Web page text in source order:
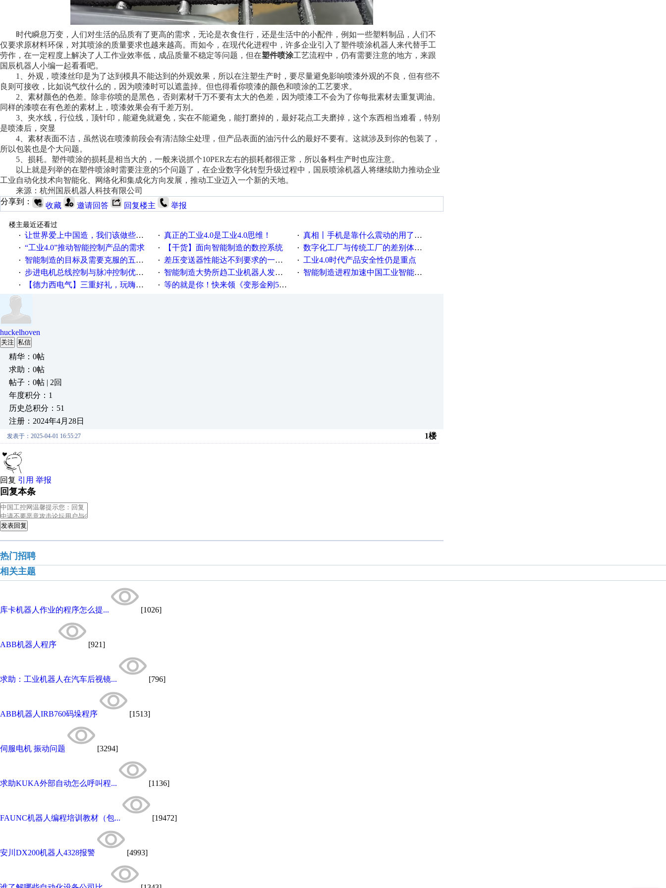
时代瞬息万变，人们对生活的品质有了更高的需求，无论是衣食住行，还是生活中的小配件，例如一些塑料制品，人们不
仅要求原材料环保，对其喷涂的质量要求也越来越高。而如今，在现代化进程中，许多企业引入了塑件喷涂机器人来代替手工
劳作，在一定程度上解决了人工作业效率低，成品质量不稳定等问题，但在塑件喷涂工艺流程中，仍有需要注意的地方，来跟
国辰机器人小编一起看看吧。
1、外观，喷漆丝印是为了达到模具不能达到的外观效果，所以在注塑生产时，要尽量避免影响喷漆外观的不良，但有些不
良则可接收，比如说气纹什么的，因为喷漆时可以遮盖掉。但也得看你喷漆的颜色和喷涂的工艺要求。
2、素材颜色的色差。除非你喷的是黑色，否则素材千万不要有太大的色差，因为喷漆工不会为了你每批素材去重复调油。
同样的漆喷在有色差的素材上，喷漆效果会有千差万别。
3、夹水线，行位线，顶针印，能避免就避免，实在不能避免，能打磨掉的，最好花点工夫磨掉，这个东西相当难看，特别
是喷漆后，突显
4、素材表面不洁，虽然说在喷漆前段会有清洁除尘处理，但产品表面的油污什么的最好不要有。这就涉及到你的包装了，
所以包装也是个大问题。
5、损耗。塑件喷涂的损耗是相当大的，一般来说抓个10PER左右的损耗都很正常，所以备料生产时也应注意。
以上就是列举的在塑件喷涂时需要注意的5个问题了，在企业数字化转型升级过程中，国辰喷涂机器人将继续助力推动企业
工业自动化技术向智能化、网络化和集成化方向发展，推动工业迈入一个新的天地。
来源：杭州国辰机器人科技有限公司
分享到：
收藏 邀请回答 回复楼主 举报
楼主最近还看过
· 让世界爱上中国造，我们该做些什么 · 真正的工业4.0是工业4.0思维！ · 真相丨手机是靠什么震动的用了这么多年才知道！
· “工业4.0”推动智能控制产品的需求 · 【干货】面向智能制造的数控系统 · 数字化工厂与传统工厂的差别体现在哪里？
· 智能制造的目标及需要克服的五个障碍 · 差压变送器性能达不到要求的一些因素 · 工业4.0时代产品安全性仍是重点
· 步进电机总线控制与脉冲控制优缺点 · 智能制造大势所趋工业机器人发展迅猛 · 智能制造进程加速中国工业智能化之路发展趋势明显
· 【德力西电气】三重好礼，玩嗨夏日！ · 等的就是你！快来领《变形金刚5》观影券
huckelhoven
关注 私信
精华：0帖
求助：0帖
帖子：0帖 | 2回
年度积分：1
历史总积分：51
注册：2024年4月28日
发表于：2025-04-01 16:55:27 1楼
回复 引用 举报
回复本条
发表回复
热门招聘
相关主题
库卡机器人作业的程序怎么提... [1026]
ABB机器人程序 [921]
求助：工业机器人在汽车后视镜... [796]
ABB机器人IRB760码垛程序 [1513]
伺服电机 振动问题 [3294]
求助KUKA外部自动怎么呼叫程... [1136]
FAUNC机器人编程培训教材（包... [19472]
安川DX200机器人4328报警 [4993]